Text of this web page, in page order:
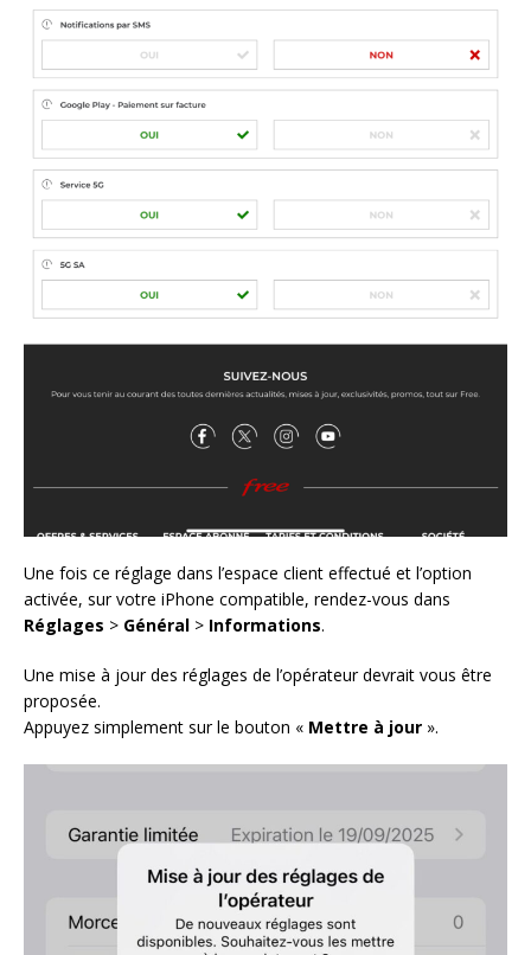
Une fois ce réglage dans l’espace client effectué et l’option
activée, sur votre iPhone compatible, rendez-vous dans
Réglages > Général > Informations.
Une mise à jour des réglages de l’opérateur devrait vous être
proposée.
Appuyez simplement sur le bouton « Mettre à jour ».